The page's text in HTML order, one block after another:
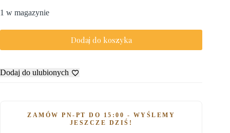
1 w magazynie
Dodaj do koszyka
Dodaj do ulubionych
ZAMÓW PN-PT DO 15:00 - WYŚLEMY
JESZCZE DZIŚ!